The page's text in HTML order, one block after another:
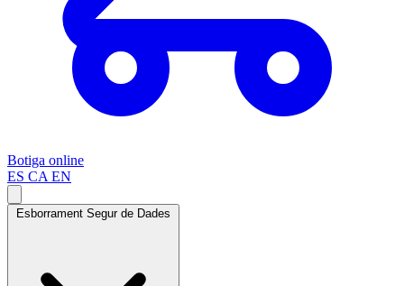
Botiga online
ES CA EN